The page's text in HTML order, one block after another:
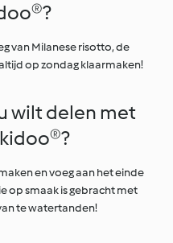
van Milanese risotto, de
op zondag klaarmaken!
wilt delen met
en voeg aan het einde
op smaak is gebracht met
te watertanden!